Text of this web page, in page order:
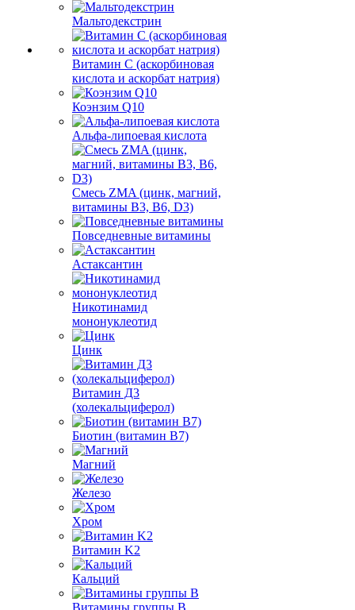
Мальтодекстрин
Витамин C (аскорбиновая
кислота и аскорбат натрия)
Коэнзим Q10
Альфа-липоевая кислота
Смесь ZMA (цинк, магний,
витамины B3, B6, D3)
Повседневные витамины
Астаксантин
Никотинамид
мононуклеотид
Цинк
Витамин Д3
(холекальциферол)
Биотин (витамин B7)
Магний
Железо
Хром
Витамин K2
Кальций
Витамины группы B